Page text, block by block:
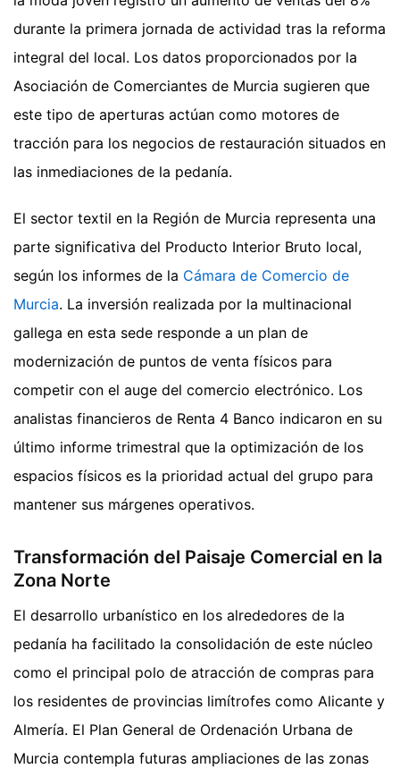
durante la primera jornada de actividad tras la reforma
integral del local. Los datos proporcionados por la
Asociación de Comerciantes de Murcia sugieren que
este tipo de aperturas actúan como motores de
tracción para los negocios de restauración situados en
las inmediaciones de la pedanía.
El sector textil en la Región de Murcia representa una
parte significativa del Producto Interior Bruto local,
según los informes de la Cámara de Comercio de
Murcia. La inversión realizada por la multinacional
gallega en esta sede responde a un plan de
modernización de puntos de venta físicos para
competir con el auge del comercio electrónico. Los
analistas financieros de Renta 4 Banco indicaron en su
último informe trimestral que la optimización de los
espacios físicos es la prioridad actual del grupo para
mantener sus márgenes operativos.
Transformación del Paisaje Comercial en la
Zona Norte
El desarrollo urbanístico en los alrededores de la
pedanía ha facilitado la consolidación de este núcleo
como el principal polo de atracción de compras para
los residentes de provincias limítrofes como Alicante y
Almería. El Plan General de Ordenación Urbana de
Murcia contempla futuras ampliaciones de las zonas